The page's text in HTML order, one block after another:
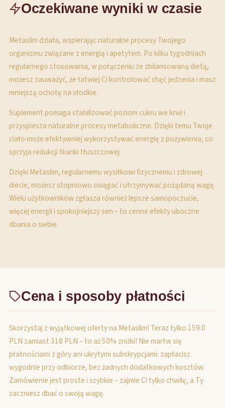
Oczekiwane wyniki w czasie
Metaslim działa, wspierając naturalne procesy Twojego
organizmu związane z energią i apetytem. Po kilku tygodniach
regularnego stosowania, w połączeniu ze zbilansowaną dietą,
możesz zauważyć, że łatwiej Ci kontrolować chęć jedzenia i masz
mniejszą ochotę na słodkie.
Suplement pomaga stabilizować poziom cukru we krwi i
przyspiesza naturalne procesy metaboliczne. Dzięki temu Twoje
ciało może efektywniej wykorzystywać energię z pożywienia, co
sprzyja redukcji tkanki tłuszczowej.
Dzięki Metaslim, regularnemu wysiłkowi fizycznemu i zdrowej
diecie, możesz stopniowo osiągać i utrzymywać pożądaną wagę.
Wielu użytkowników zgłasza również lepsze samopoczucie,
więcej energii i spokojniejszy sen – to cenne efekty uboczne
dbania o siebie.
Cena i sposoby płatności
Skorzystaj z wyjątkowej oferty na Metaslim! Teraz tylko 159.0
PLN zamiast 318 PLN – to aż 50% zniżki! Nie martw się
płatnościami z góry ani ukrytymi subskrypcjami: zapłacisz
wygodnie przy odbiorze, bez żadnych dodatkowych kosztów.
Zamówienie jest proste i szybkie – zajmie Ci tylko chwilę, a Ty
zaczniesz dbać o swoją wagę.